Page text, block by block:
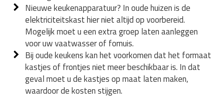
Nieuwe keukenapparatuur? In oude huizen is de
elektriciteitskast hier niet altijd op voorbereid.
Mogelijk moet u een extra groep laten aanleggen
voor uw vaatwasser of fornuis.
Bij oude keukens kan het voorkomen dat het formaat
kastjes of frontjes niet meer beschikbaar is. In dat
geval moet u de kastjes op maat laten maken,
waardoor de kosten stijgen.